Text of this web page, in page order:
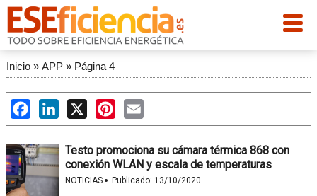
Inicio» APP» Página 4
FacebookLinkedIn
X PinterestEmail
Testo promociona su cámara térmica 868 con
conexión WLAN y escala de temperaturas
NOTICIAS · Publicado: 13/10/2020